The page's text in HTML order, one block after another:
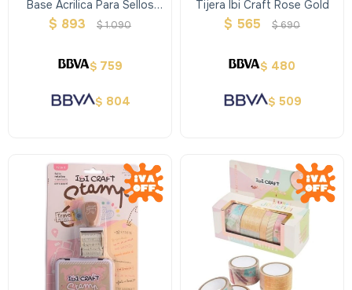
Base Acrilica Para Sellos
Siliconados Set X3- Ibi Craft
$ 893 $1.090
$ 759
$ 804
Tijera Ibi Craft Rose Gold
$ 565 $690
$ 480
$ 509